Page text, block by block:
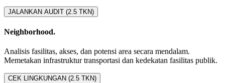
JALANKAN AUDIT (2.5 TKN)
Neighborhood.
Analisis fasilitas, akses, dan potensi area secara mendalam.
Memetakan infrastruktur transportasi dan kedekatan fasilitas publik.
CEK LINGKUNGAN (2.5 TKN)